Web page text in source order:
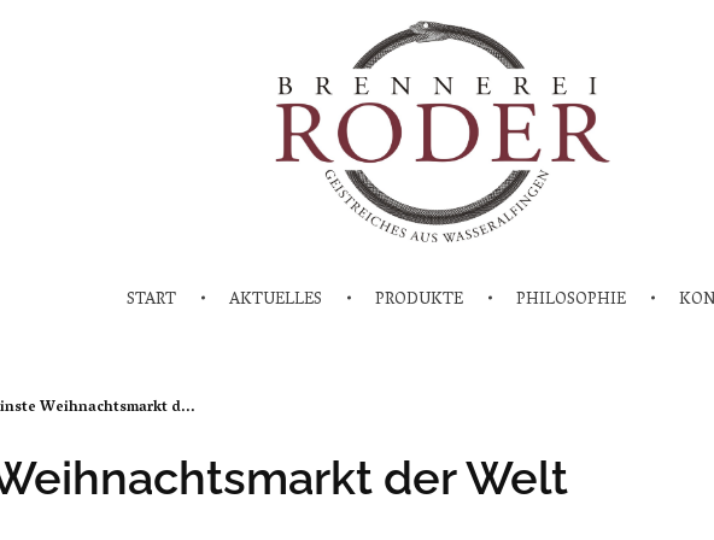
START AKTUELLES PRODUKTE PHILOSOPHIE
Weihnachtsmarkt d...
der Welt